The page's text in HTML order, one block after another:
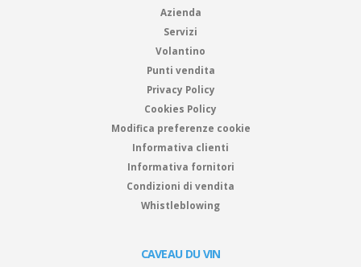
Azienda
Servizi
Volantino
Punti vendita
Privacy Policy
Cookies Policy
Modifica preferenze cookie
Informativa clienti
Informativa fornitori
Condizioni di vendita
Whistleblowing
CAVEAU DU VIN